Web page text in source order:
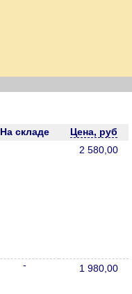
На складе
Цена, руб
2 580,00
- 1 980,00